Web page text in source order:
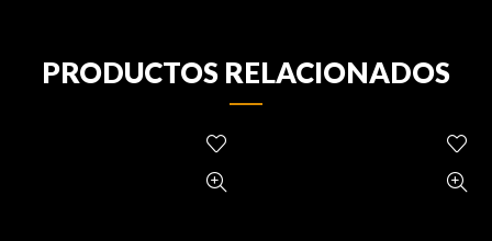
PRODUCTOS RELACIONADOS